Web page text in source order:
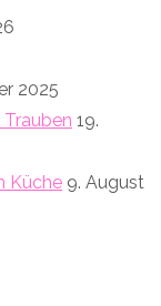
2025
19.
Küche 9. August